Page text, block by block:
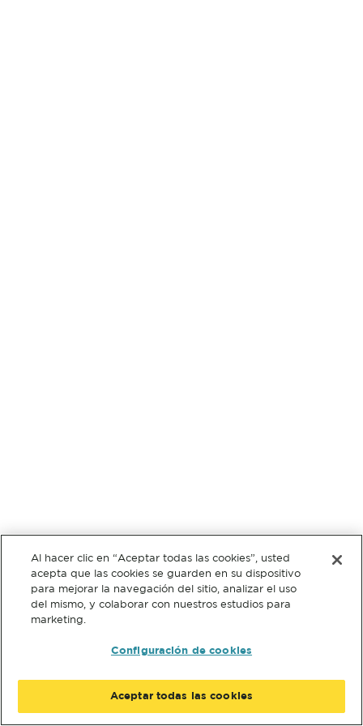
Al hacer clic en “Aceptar todas las cookies”, usted
acepta que las cookies se guarden en su dispositivo
para mejorar la navegación del sitio, analizar el uso
del mismo, y colaborar con nuestros estudios para
marketing.
Configuración de cookies
Aceptar todas las cookies